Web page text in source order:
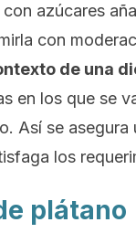
azúcares
con
de una
en los que se
Así se asegura
los
plátano